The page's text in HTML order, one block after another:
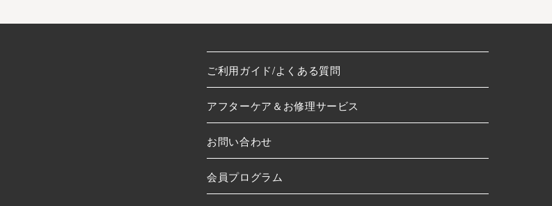
ご利用ガイド/よくある質問
アフターケア＆お修理サービス
お問い合わせ
会員プログラム